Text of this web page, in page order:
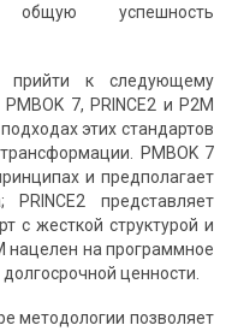
успешность
прийти к следующему
7, PRINCE2 и P2M
этих стандартов
PMBOK 7
и предполагает
представляет
с жесткой структурой и
нацелен на программное
ценности.
методологии позволяет